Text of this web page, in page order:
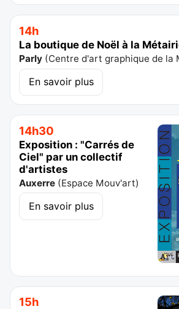
14h
La boutique de Noël à la
Parly (Centre d'art graphique de la
En savoir plus
14h30
Exposition : "Carrés de
Ciel" par un collectif
d'artistes
Auxerre (Espace Mouv'art)
En savoir plus
15h